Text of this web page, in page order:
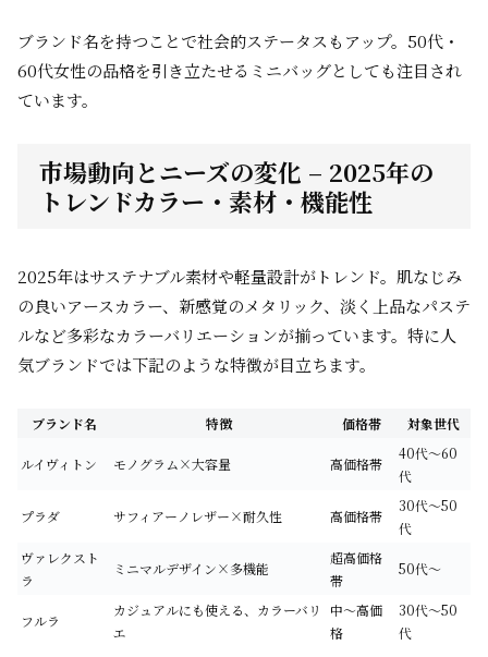
ブランド名を持つことで社会的ステータスもアップ。50代・
60代女性の品格を引き立たせるミニバッグとしても注目され
ています。
市場動向とニーズの変化 – 2025年の
トレンドカラー・素材・機能性
2025年はサステナブル素材や軽量設計がトレンド。肌なじみ
の良いアースカラー、新感覚のメタリック、淡く上品なパステ
ルなど多彩なカラーバリエーションが揃っています。特に人
気ブランドでは下記のような特徴が目立ちます。
ブランド名 特徴 価格帯 対象世代
ルイヴィトン モノグラム×大容量 高価格帯
40代〜60
代
プラダ サフィアーノレザー×耐久性 高価格帯
30代〜50
代
ヴァレクスト
ラ
ミニマルデザイン×多機能
超高価格
帯
50代〜
フルラ
カジュアルにも使える、カラーバリ
エ
中〜高価
格
30代〜50
代